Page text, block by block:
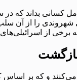
کسانی بداند که در
شهروندی را از آن
برخی از
بازگشت